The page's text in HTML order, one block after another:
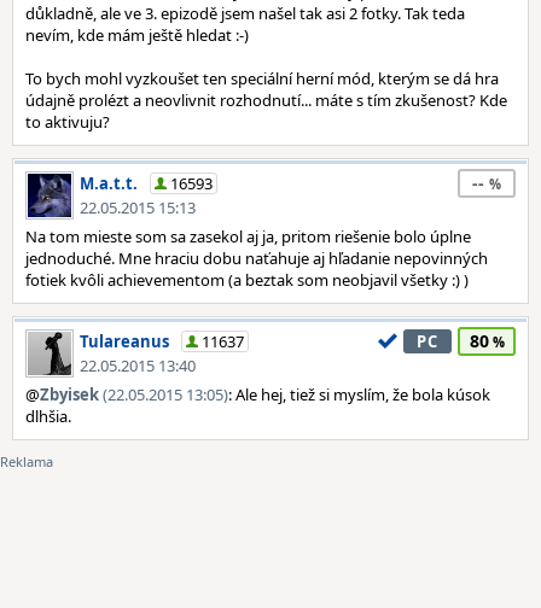
důkladně, ale ve 3. epizodě jsem našel tak asi 2 fotky. Tak teda
nevím, kde mám ještě hledat :-)
To bych mohl vyzkoušet ten speciální herní mód, kterým se dá hra
údajně prolézt a neovlivnit rozhodnutí... máte s tím zkušenost? Kde
to aktivuju?
M.a.t.t.
16593
22.05.2015 15:13
--
Na tom mieste som sa zasekol aj ja, pritom riešenie bolo úplne
jednoduché. Mne hraciu dobu naťahuje aj hľadanie nepovinných
fotiek kvôli achievementom (a beztak som neobjavil všetky :) )
Tulareanus
11637
22.05.2015 13:40
PC 80
@Zbyisek(22.05.2015 13:05): Ale hej, tiež si myslím, že bola kúsok
dlhšia.